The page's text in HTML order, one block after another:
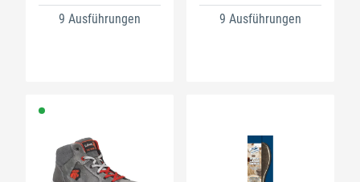
9 Ausführungen 9 Ausführungen